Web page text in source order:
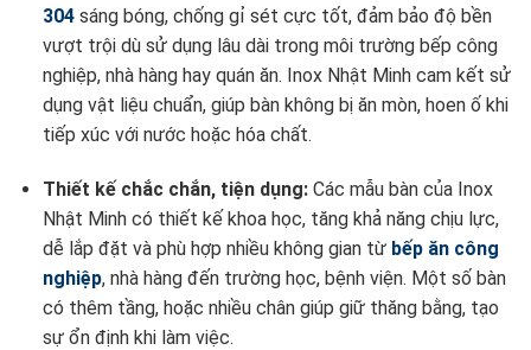
304sáng bóng, chống gỉ sét cực tốt, đảm bảo độ bền
vượt trội dù sử dụng lâu dài trong môi trường bếp công
nghiệp, nhà hàng hay quán ăn. Inox Nhật Minh cam kết sử
dụng vật liệu chuẩn, giúp bàn không bị ăn mòn, hoen ố khi
tiếp xúc với nước hoặc hóa chất.
Thiết kế chắc chắn, tiện dụng: Các mẫu bàn của Inox
Nhật Minh có thiết kế khoa học, tăng khả năng chịu lực,
dễ lắp đặt và phù hợp nhiều không gian từ bếp ăn công
nghiệp, nhà hàng đến trường học, bệnh viện. Một số bàn
có thêm tầng, hoặc nhiều chân giúp giữ thăng bằng, tạo
sự ổn định khi làm việc.